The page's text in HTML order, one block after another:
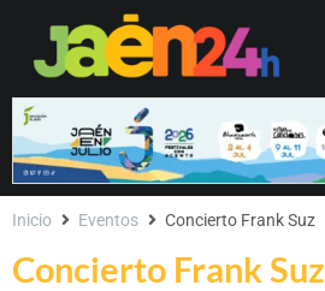
Concierto Frank Suz
Inicio Eventos Concierto Frank Suz